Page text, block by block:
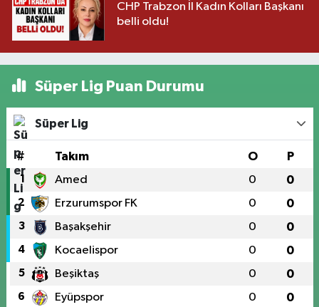
CHP Trabzon İl Kadın Kolları Başkanı
belli oldu!
Süper Lig Puan Durumu
Süper Lig
# Takım O P
1 Amed 0 0
2 Erzurumspor FK 0 0
3 Başakşehir 0 0
4 Kocaelispor 0 0
5 Beşiktaş 0 0
6 Eyüpspor 0 0